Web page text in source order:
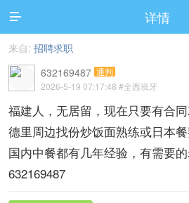
 详情
来自: 招聘求职
632169487 通判
2026-5-19 07:17:48 #全西班牙
福建人，无居留，现在只要有合
德里周边找份炒饭面熟练或日本
国内中餐都有几年经验，有需要
632169487